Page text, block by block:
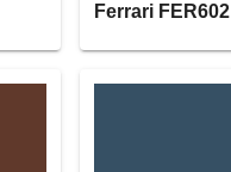
Ferrari FER602